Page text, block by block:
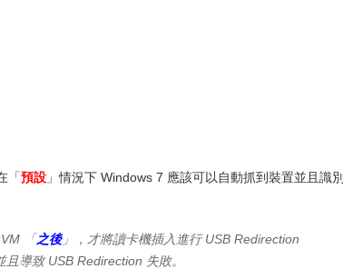
「預設 」情況下 Windows 7 應該可以自動抓到裝置並且識別
「 之後」，才將讀卡機插入進行 USB Redirection
且導致 USB Redirection 失敗。